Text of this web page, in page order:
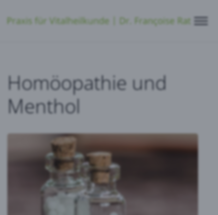
Homöopathie und
Menthol